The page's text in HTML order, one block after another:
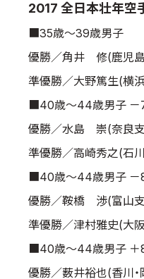
2017 全日本壮年空
■35歳～39歳男子
優勝／角井 修(鹿児
準優勝／大野篤生(横
■40歳～44歳男子 －
優勝／水島 崇(奈良
準優勝／高崎秀之(石
■40歳～44歳男子 －
優勝／鞍橋 渉(富山
準優勝／津村雅史(大
■40歳～44歳男子 ＋
優勝／薮井裕也(香川